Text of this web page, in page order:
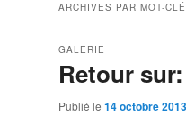
ARCHIVES PAR MOT-
Retour
GALERIE
Publié le 14 octobre 2013